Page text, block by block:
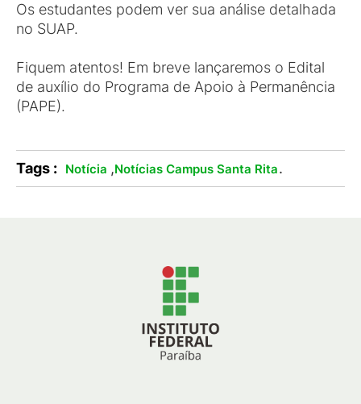
Os estudantes podem ver sua análise detalhada
no SUAP.
Fiquem atentos! Em breve lançaremos o Edital
de auxílio do Programa de Apoio à Permanência
(PAPE).
Tags : Notícia ,Notícias Campus Santa Rita.